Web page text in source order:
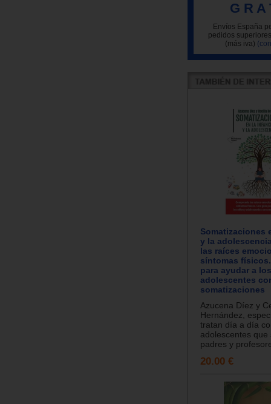
G R A
Envíos España
pedidos
(más iva)
Somatizaciones
y la
las raíces
síntomas
para ayudar a
adolescentes
somatizaciones
Azucena Díez y
Hernández,
tratan día a día
adolescentes que
padres y
20.00 €